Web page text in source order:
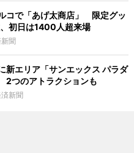
コで「あげ太商店」 限定グッ
初日は1400人超来場
聞
新エリア「サンエックス パラダ
つのアトラクションも
新聞